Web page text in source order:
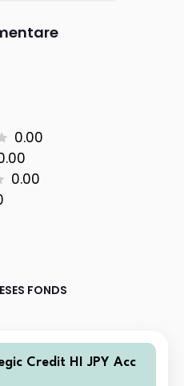
0.00
0.00
FONDS
Credit HI JPY Acc